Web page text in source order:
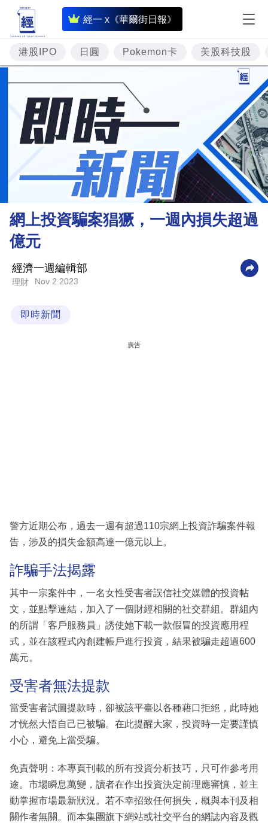
經一 x《華爾街日報》
即
時
財
經
專
題
投
資
樓
市
財
業
科
區
港股IPO 日圓 Pokemon卡 美股科技股
網上投資騙案猖獗，一週內損失超過
億元
經濟一週編輯部
理財 Nov 2 2023
即時新聞
廣告
警方近期公布，過去一週有超過110宗網上投資詐騙案件報
告，涉及的損失金額高達一億元以上。
詐騙手法揭露
其中一宗案件中，一名女性受害者誤信社交媒體的投資帖
文，並點擊連結，加入了一個財經相關的社交群組。群組內
的所謂「客戶服務員」誘使她下載一款假冒的投資應用程
式，並在該程式內創建帳戶進行投資，結果被騙走超過600
萬元。
受害者無法提款
當受害者試圖提款時，卻被該平臺以各種藉口拒絕，此時她
才恍然大悟自己已被騙。在此提醒大家，投資時一定要謹慎
小心，避免上當受騙。
免責聲明：本專頁刊載的所有投資分析技巧，只可作參考用
途。市場瞬息萬變，讀者在作出投資決定前理應審慎，並主
動掌握市場最新狀況。若不幸招致任何損失，概與本刊及相
關作者無關。而本集團旗下網站或社交平台的網誌內容及觀